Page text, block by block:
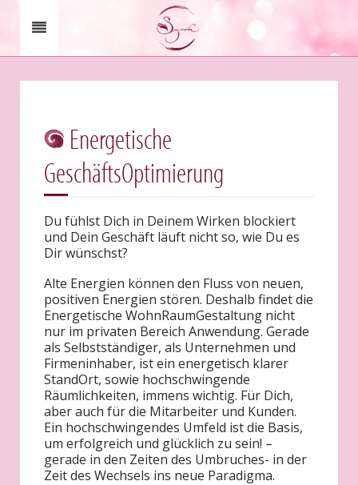
Energetische
GeschäftsOptimierung
Du fühlst Dich in Deinem Wirken blockiert
und Dein Geschäft läuft nicht so, wie Du es
Dir wünschst?
Alte Energien können den Fluss von neuen,
positiven Energien stören. Deshalb findet die
Energetische WohnRaumGestaltung nicht
nur im privaten Bereich Anwendung. Gerade
als Selbstständiger, als Unternehmen und
Firmeninhaber, ist ein energetisch klarer
StandOrt, sowie hochschwingende
Räumlichkeiten, immens wichtig. Für Dich,
aber auch für die Mitarbeiter und Kunden.
Ein hochschwingendes Umfeld ist die Basis,
um erfolgreich und glücklich zu sein! –
gerade in den Zeiten des Umbruches- in der
Zeit des Wechsels ins neue Paradigma.